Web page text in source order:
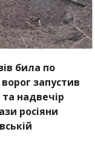
била по
запустив
надвечір
росіяни